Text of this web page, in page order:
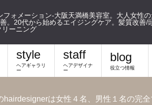
フォメーション-大阪天満橋美容室。大人女性
。20代から始めるエイジングケア。髪質改善/
リーニング
style
ヘアギャラリ
ー
staff
ヘアデザイナ
ー
blog
役立つ情報
hairdesignerは女性４名、男性１名の完